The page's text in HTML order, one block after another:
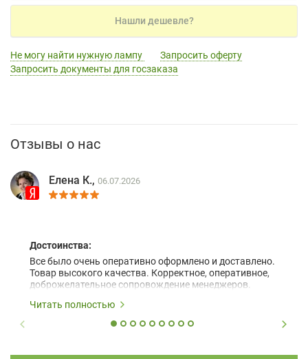
Нашли дешевле?
Не могу найти нужную лампу
Запросить оферту
Запросить документы для госзаказа
Отзывы о нас
Елена К., 06.07.2026
Достоинства:
Все было очень оперативно оформлено и доставлено.
Товар высокого качества. Корректное, оперативное,
доброжелательное сопровождение менеджеров.
Читать полностью